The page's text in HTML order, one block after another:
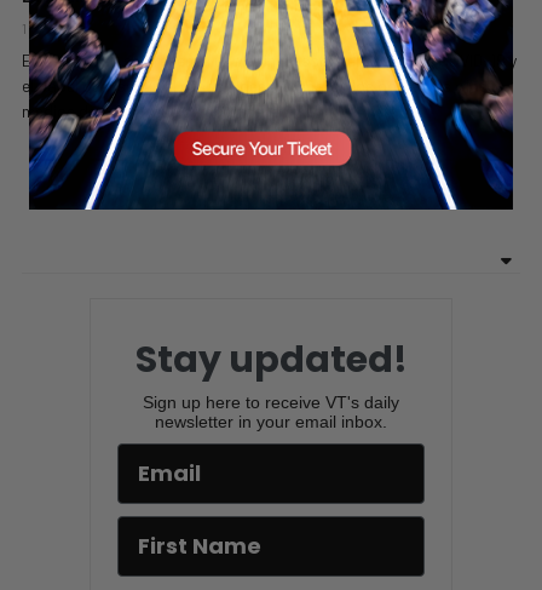
1 day ago Valuetainment Media
En este video se presenta una opinión sobre el origen del COVID-19 y
el papel que, según el orador, desempeñaron los gobiernos y los
medios de comunicación durante la...
Stay updated!
Sign up here to receive VT's daily
newsletter in your email inbox.